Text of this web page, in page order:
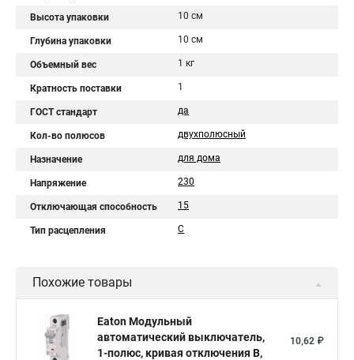
Высота упаковки 10 см
Глубина упаковки 10 см
Объемный вес 1 кг
Кратность поставки 1
ГОСТ стандарт да
Кол-во полюсов двухполюсный
Назначение для дома
Напряжение 230
Отключающая способность 15
Тип расцепления C
Похожие товары
Eaton Модульный
автоматический выключатель,
1-полюс, кривая отключения B,
10,62 ₽